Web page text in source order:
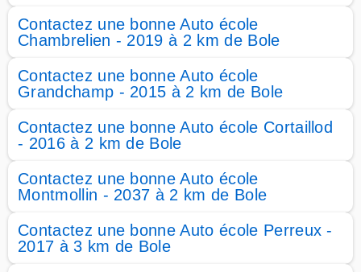
Contactez une bonne Auto école
Chambrelien - 2019 à 2 km de Bole
Contactez une bonne Auto école
Grandchamp - 2015 à 2 km de Bole
Contactez une bonne Auto école Cortaillod
- 2016 à 2 km de Bole
Contactez une bonne Auto école
Montmollin - 2037 à 2 km de Bole
Contactez une bonne Auto école Perreux -
2017 à 3 km de Bole